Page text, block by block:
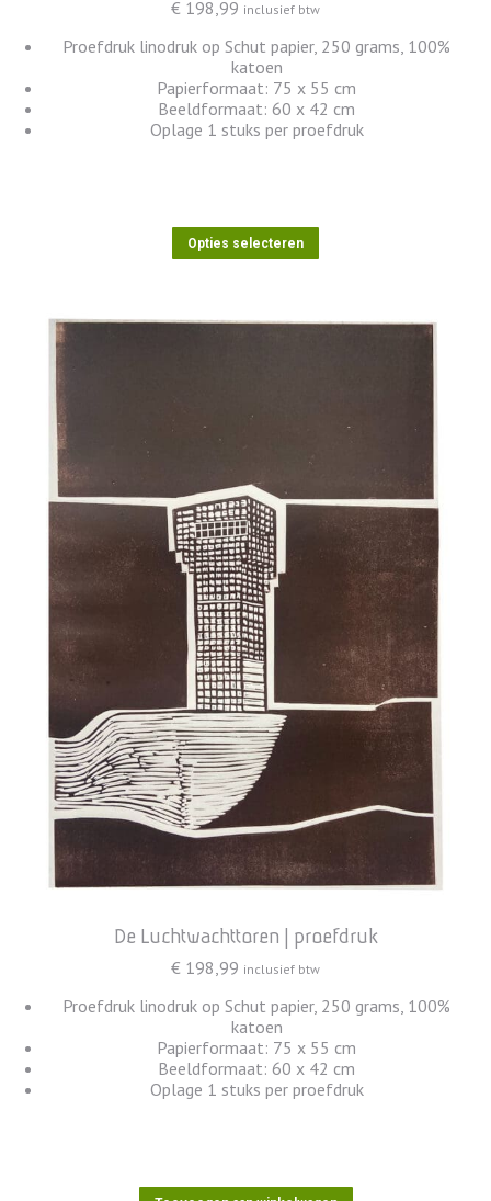
€ 198,99 inclusief btw
Proefdruk linodruk op Schut papier, 250 grams, 100%
katoen
Papierformaat: 75 x 55 cm
Beeldformaat: 60 x 42 cm
Oplage 1 stuks per proefdruk
Opties selecteren
product
variaties.
worden
De Luchtwachttoren | proefdruk
€ 198,99 inclusief btw
Proefdruk linodruk op Schut papier, 250 grams, 100%
katoen
Papierformaat: 75 x 55 cm
Beeldformaat: 60 x 42 cm
Oplage 1 stuks per proefdruk